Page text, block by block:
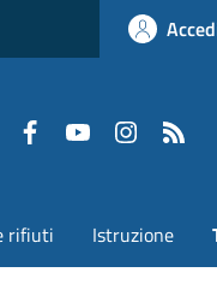
FaceboookYoutubeInstagram
rifiuti Istruzione